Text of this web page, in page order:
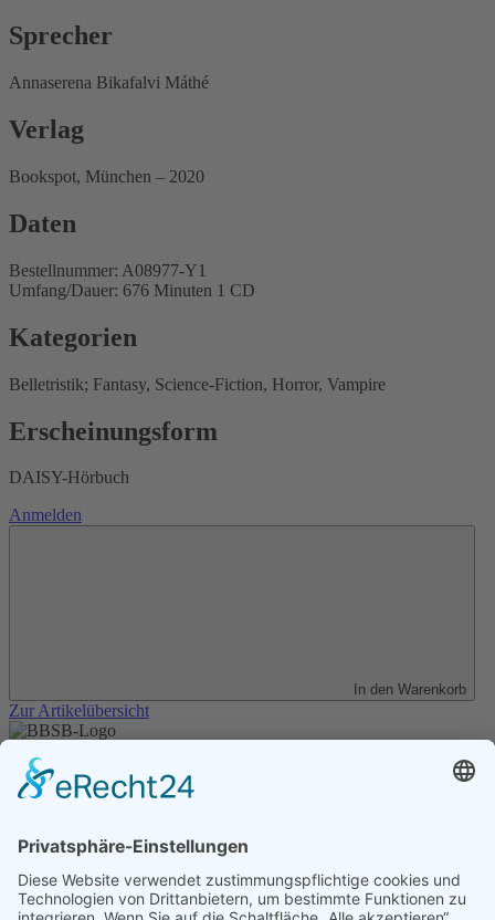
Sprecher
Annaserena Bikafalvi Máthé
Verlag
Bookspot, München – 2020
Daten
Bestellnummer: A08977-Y1
Umfang/Dauer: 676 Minuten 1 CD
Kategorien
Belletristik; Fantasy, Science-Fiction, Horror, Vampire
Erscheinungsform
DAISY-Hörbuch
Anmelden
In den Warenkorb
Zur Artikelübersicht
Unser Angebot
Shop
Datenschutz
Kontakt
Transparenzerklärung